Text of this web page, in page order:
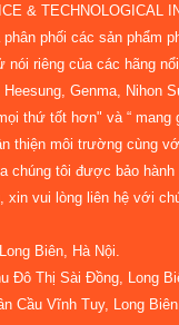
& TECHNOLOGICAL
phối các sản phẩm
nói riêng của các hãng
Genma, Nihon
thứ tốt hơn" và “ mang
thiện môi trường cùng
chúng tôi được bảo
xin vui lòng liên hệ với
Biên, Hà Nội.
Đô Thị Sài Đồng, Long
Cầu Vĩnh Tuy, Long